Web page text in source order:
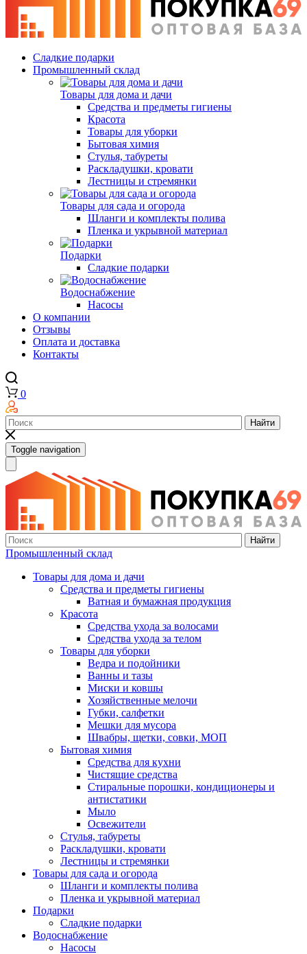
Сладкие подарки
Промышленный склад
Товары для дома и дачи
Средства и предметы гигиены
Красота
Товары для уборки
Бытовая химия
Стулья, табуреты
Раскладушки, кровати
Лестницы и стремянки
Товары для сада и огорода
Шланги и комплекты полива
Пленка и укрывной материал
Подарки
Cладкие подарки
Водоснабжение
Насосы
О компании
Отзывы
Оплата и доставка
Контакты
0
Найти
Toggle navigation
Найти
Промышленный склад
Товары для дома и дачи
Средства и предметы гигиены
Ватная и бумажная продукция
Красота
Средства ухода за волосами
Средства ухода за телом
Товары для уборки
Ведра и подойники
Ванны и тазы
Миски и ковшы
Хозяйственные мелочи
Губки, салфетки
Мешки для мусора
Швабры, щетки, совки, МОП
Бытовая химия
Средства для кухни
Чистящие средства
Стиральные порошки, кондиционеры и
антистатики
Мыло
Освежители
Стулья, табуреты
Раскладушки, кровати
Лестницы и стремянки
Товары для сада и огорода
Шланги и комплекты полива
Пленка и укрывной материал
Подарки
Cладкие подарки
Водоснабжение
Насосы